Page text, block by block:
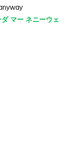
マー ネニーウェ